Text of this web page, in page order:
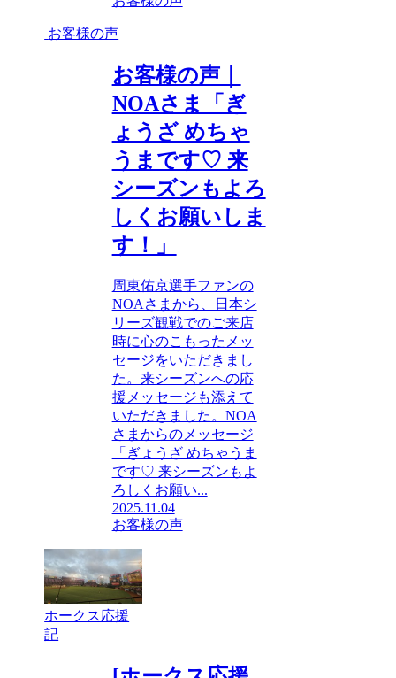
お客様の声
お客様の声｜
NOAさま「ぎ
ょうざ めちゃ
うまです♡ 来
シーズンもよろ
しくお願いしま
す！」
周東佑京選手ファンの
NOAさまから、日本シ
リーズ観戦でのご来店
時に心のこもったメッ
セージをいただきまし
た。来シーズンへの応
援メッセージも添えて
いただきました。NOA
さまからのメッセージ
「ぎょうざ めちゃうま
です♡ 来シーズンもよ
ろしくお願い...
2025.11.04
お客様の声
ホークス応援
記